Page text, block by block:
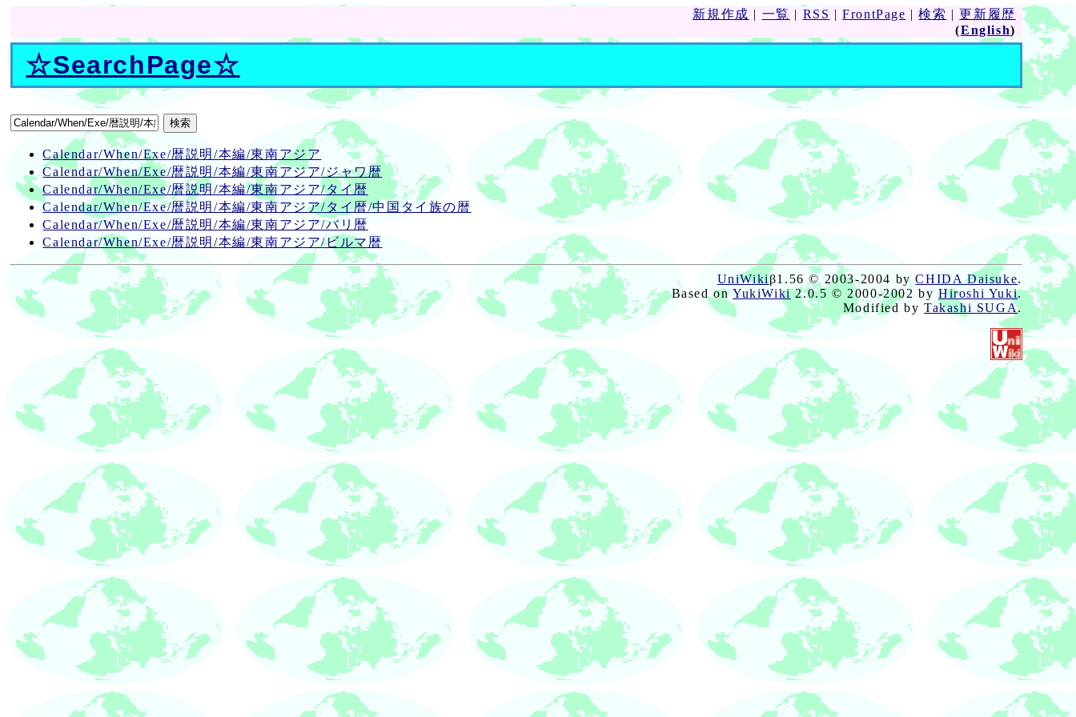
新規作成 | 一覧 | RSS |FrontPage |検索 |更新履歴
(English)
☆SearchPage☆
Calendar/When/Exe/暦説明/本編/東南アジア
Calendar/When/Exe/暦説明/本編/東南アジア/ジャワ暦
Calendar/When/Exe/暦説明/本編/東南アジア/タイ暦
Calendar/When/Exe/暦説明/本編/東南アジア/タイ暦/中国タイ族の暦
Calendar/When/Exe/暦説明/本編/東南アジア/バリ暦
Calendar/When/Exe/暦説明/本編/東南アジア/ビルマ暦
UniWikiβ1.56 © 2003-2004 byCHIDA Daisuke.
Based onYukiWiki2.0.5 © 2000-2002 by Hiroshi Yuki.
Modified by Takashi SUGA.